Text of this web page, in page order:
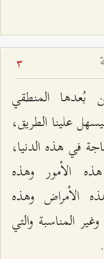
3
بُعدها المنطقي
علينا الطريق،
في هذه الدنيا،
الأمور وهذه
الأمراض وهذه
المناسبة والتي